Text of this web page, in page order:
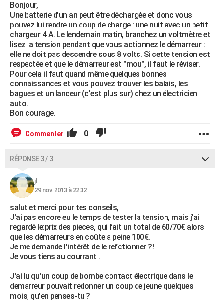
Bonjour,
Une batterie d'un an peut être déchargée et donc vous
pouvez lui rendre un coup de charge : une nuit avec un petit
chargeur 4 A. Le lendemain matin, branchez un voltmètre et
lisez la tension pendant que vous actionnez le démarreur :
elle ne doit pas descendre sous 8 volts. Si cette tension est
respectée et que le démarreur est "mou", il faut le réviser.
Pour cela il faut quand même quelques bonnes
connaissances et vous pouvez trouver les balais, les
bagues et un lanceur (c'est plus sur) chez un électricien
auto.
Bon courage.
Commenter 0
RÉPONSE 3 / 3
jl
29 nov. 2013 à 22:32
salut et merci pour tes conseils,
J'ai pas encore eu le temps de tester la tension, mais j'ai
regardé le:prix des pieces, qui fait un total de 60/70€ alors
que les démarreurs en coûte a peine 100€.
Je me demande l'intérêt de le refctionner ?!
Je vous tiens au courrant .
J'ai lu qu'un coup de bombe contact électrique dans le
demarreur pouvait redonner un coup de jeune quelques
mois, qu'en penses-tu ?